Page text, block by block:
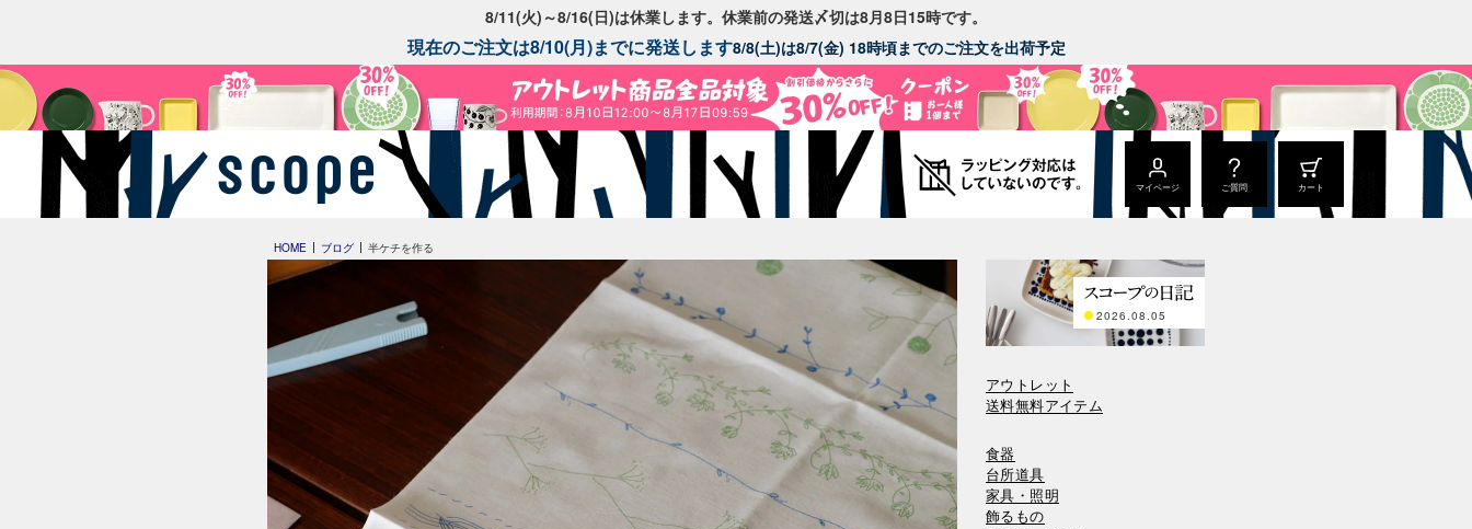
8/11(火)～8/16(日)は休業します。休業前の発送〆切は8月8日15時です。
現在のご注文は8/10(月)までに発送します8/8(土)は8/7(金) 18時頃までのご注文を出荷予定
マイページ ご質問 カート
HOME ブログ 半ケチを作る
2026.08.05
アウトレット
送料無料アイテム
食器
台所道具
家具・照明
飾るもの